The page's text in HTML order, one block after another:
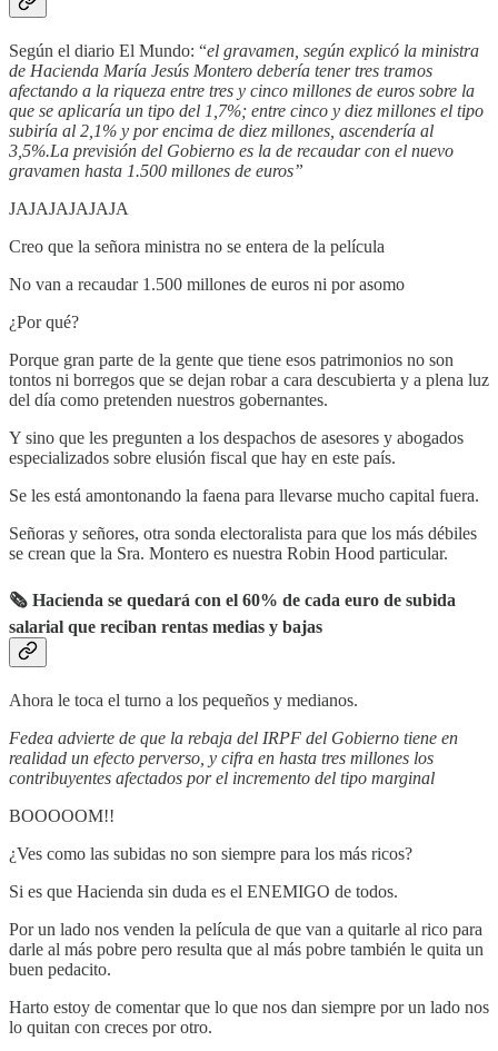
Según el diario El Mundo: “el gravamen, según explicó la ministra
de Hacienda María Jesús Montero debería tener tres tramos
afectando a la riqueza entre tres y cinco millones de euros sobre la
que se aplicaría un tipo del 1,7%; entre cinco y diez millones el tipo
subiría al 2,1% y por encima de diez millones, ascendería al
3,5%.La previsión del Gobierno es la de recaudar con el nuevo
gravamen hasta 1.500 millones de euros”
JAJAJAJAJAJA
Creo que la señora ministra no se entera de la película
No van a recaudar 1.500 millones de euros ni por asomo
¿Por qué?
Porque gran parte de la gente que tiene esos patrimonios no son
tontos ni borregos que se dejan robar a cara descubierta y a plena luz
del día como pretenden nuestros gobernantes.
Y sino que les pregunten a los despachos de asesores y abogados
especializados sobre elusión fiscal que hay en este país.
Se les está amontonando la faena para llevarse mucho capital fuera.
Señoras y señores, otra sonda electoralista para que los más débiles
se crean que la Sra. Montero es nuestra Robin Hood particular.
🗞 Hacienda se quedará con el 60% de cada euro de subida
salarial que reciban rentas medias y bajas
Ahora le toca el turno a los pequeños y medianos.
Fedea advierte de que la rebaja del IRPF del Gobierno tiene en
realidad un efecto perverso, y cifra en hasta tres millones los
contribuyentes afectados por el incremento del tipo marginal
BOOOOOM!!
¿Ves como las subidas no son siempre para los más ricos?
Si es que Hacienda sin duda es el ENEMIGO de todos.
Por un lado nos venden la película de que van a quitarle al rico para
darle al más pobre pero resulta que al más pobre también le quita un
buen pedacito.
Harto estoy de comentar que lo que nos dan siempre por un lado nos
lo quitan con creces por otro.